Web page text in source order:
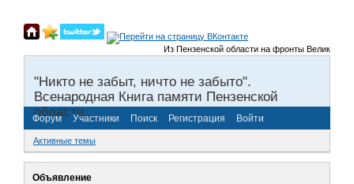
Из Пензенской области на фронты Великой
"Никто не забыт, ничто не забыто".
Всенародная Книга памяти Пензенской
области.
Форум Участники Поиск Регистрация Войти
Активные темы
Объявление